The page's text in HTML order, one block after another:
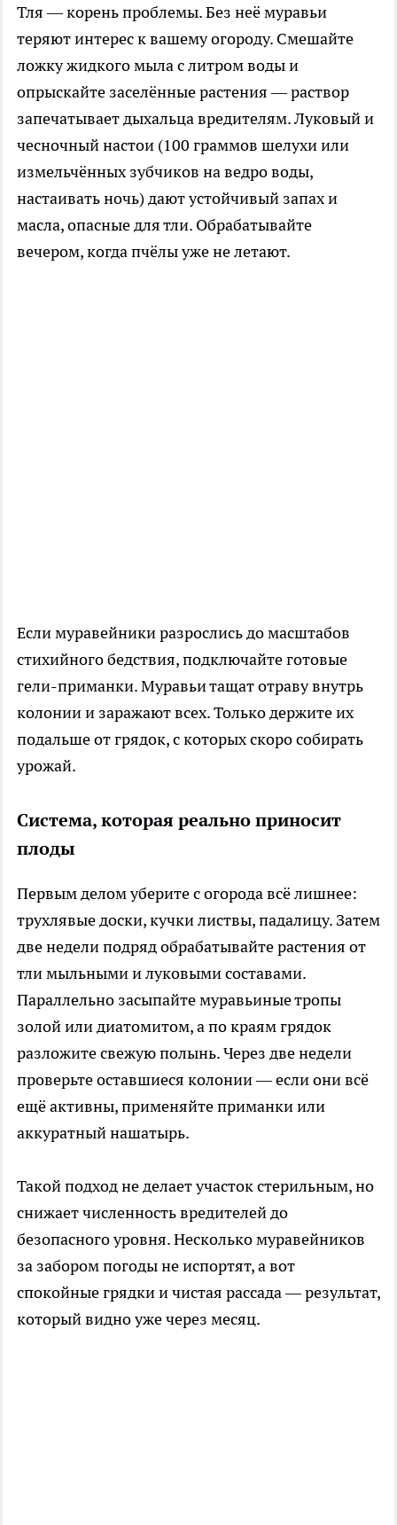
Тля — корень проблемы. Без неё муравьи
теряют интерес к вашему огороду. Смешайте
ложку жидкого мыла с литром воды и
опрыскайте заселённые растения — раствор
запечатывает дыхальца вредителям. Луковый и
чесночный настои (100 граммов шелухи или
измельчённых зубчиков на ведро воды,
настаивать ночь) дают устойчивый запах и
масла, опасные для тли. Обрабатывайте
вечером, когда пчёлы уже не летают.
Если муравейники разрослись до масштабов
стихийного бедствия, подключайте готовые
гели-приманки. Муравьи тащат отраву внутрь
колонии и заражают всех. Только держите их
подальше от грядок, с которых скоро собирать
урожай.
Система, которая реально приносит
плоды
Первым делом уберите с огорода всё лишнее:
трухлявые доски, кучки листвы, падалицу. Затем
две недели подряд обрабатывайте растения от
тли мыльными и луковыми составами.
Параллельно засыпайте муравьиные тропы
золой или диатомитом, а по краям грядок
разложите свежую полынь. Через две недели
проверьте оставшиеся колонии — если они всё
ещё активны, применяйте приманки или
аккуратный нашатырь.
Такой подход не делает участок стерильным, но
снижает численность вредителей до
безопасного уровня. Несколько муравейников
за забором погоды не испортят, а вот
спокойные грядки и чистая рассада — результат,
который видно уже через месяц.